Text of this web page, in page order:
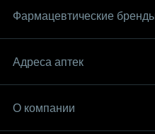
Фармацевтические
Адреса аптек
О компании